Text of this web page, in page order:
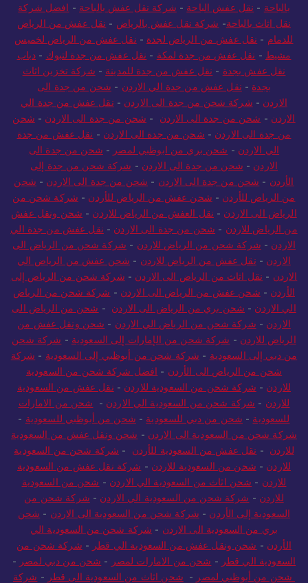
بالباحة - نقل عفش الباحة - شركة نقل عفش بالباحة - افضل شركة
نقل اثاث بالباحة- شركة نقل عفش بالرياض - نقل عفش من الرياض
للدمام - نقل عفش من الرياض لجدة - نقل عفش من الرياض لخميس
مشيط - نقل عفش من جدة لمكة - نقل عفش من جدة لتبوك - دباب
نقل عفش بجدة - نقل عفش من جدة للمدينة - شركة تخزين اثاث
بجدة - نقل عفش من جدة الي الاردن - شحن من جدة الى
الاردن - شركة شحن من جدة الى الاردن - نقل عفش من جدة الي
الاردن - شحن من جدة الى الاردن - شحن من جدة الى الاردن - شحن
من جدة الى الاردن - شحن من جدة الى الاردن - نقل عفش من جدة
الي الاردن - شحن بري من ابوظبي لمصر - شحن من جدة الى
الاردن - شحن من جدة الى الاردن - شركة شحن من جدة إلى
الأردن - شحن من جدة الى الاردن - شحن من جدة الى الاردن - شحن
من الرياض للأردن - شحن عفش من الرياض للأردن - شركة شحن من
الرياض الى الاردن - نقل العفش من الرياض للاردن - شحن ونقل عفش
من الرياض للاردن - شحن من جدة الى الاردن - نقل عفش من جدة الي
الاردن - شركة شحن من الرياض للاردن - شركة شحن من الرياض الى
الاردن - نقل عفش من الرياض للاردن - شحن عفش من الرياض الي
الاردن - نقل اثاث من الرياض الى الاردن - شركة شحن من الرياض إلى
الأردن - شحن عفش من الرياض الى الاردن - شركة شحن من الرياض
الي الاردن - شحن بري من الرياض الى الاردن - شحن من الرياض الى
الاردن - شركة شحن من الرياض الي الاردن - شحن ونقل عفش من
الرياض للاردن - شركة شحن من الإمارات إلى السعودية - شركة شحن
من دبي إلى السعودية - شركة شحن من أبوظبي إلى السعودية - شركة
شحن من الرياض الى الأردن - افضل شركة شحن من السعودية
للاردن - شركة شحن من السعودية للاردن - نقل عفش من السعودية
للاردن - شركة شحن من السعودية الي الاردن - شحن من الامارات
للسعودية - شحن من دبي للسعودية - شحن من أبوظبي للسعودية -
شركة شحن من السعودية الى الاردن - شحن ونقل عفش من السعودية
للاردن - نقل عفش من السعودية للأردن - شركة شحن من السعودية
للاردن - شحن من السعودية للاردن - شركة نقل عفش من السعودية
للاردن - شحن اثاث من السعودية الي الاردن - شحن من السعودية
للاردن - شركة شحن من السعودية الي الاردن - شركة شحن من
السعودية إلى الأردن - شركة شحن من السعودية الى الاردن - شحن
بري من السعودية الى الاردن - شركة شحن من السعودية الي
الأردن - شحن ونقل عفش من السعودية الي قطر - شركة شحن من
السعودية الي قطر - شحن من الامارات لمصر - شحن من دبي لمصر -
شحن من أبوظبي لمصر - شحن اثاث من السعودية الى قطر - شركة